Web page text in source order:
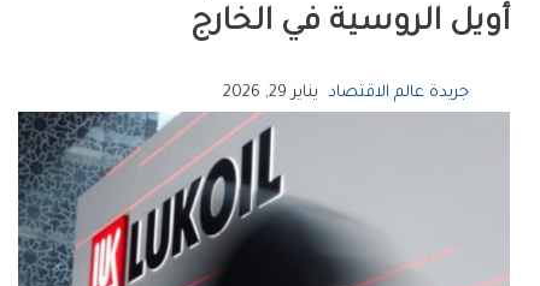
أويل الروسية في الخارج
جريدة عالم الاقتصاد يناير 29, 2026